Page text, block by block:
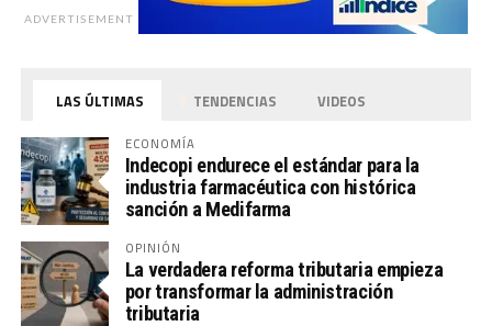
ADVERTISEMENT
LAS ÚLTIMAS TENDENCIAS VIDEOS
ECONOMÍA
Indecopi endurece el estándar para la
industria farmacéutica con histórica
sanción a Medifarma
OPINIÓN
La verdadera reforma tributaria empieza
por transformar la administración
tributaria